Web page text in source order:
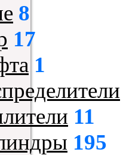
8
17
1
11
195